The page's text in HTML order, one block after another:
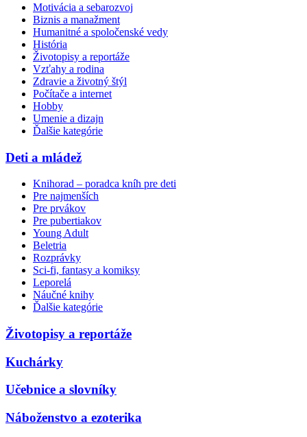
Motivácia a sebarozvoj
Biznis a manažment
Humanitné a spoločenské vedy
História
Životopisy a reportáže
Vzťahy a rodina
Zdravie a životný štýl
Počítače a internet
Hobby
Umenie a dizajn
Ďalšie kategórie
Deti a mládež
Knihorad – poradca kníh pre deti
Pre najmenších
Pre prvákov
Pre pubertiakov
Young Adult
Beletria
Rozprávky
Sci-fi, fantasy a komiksy
Leporelá
Náučné knihy
Ďalšie kategórie
Životopisy a reportáže
Kuchárky
Učebnice a slovníky
Náboženstvo a ezoterika